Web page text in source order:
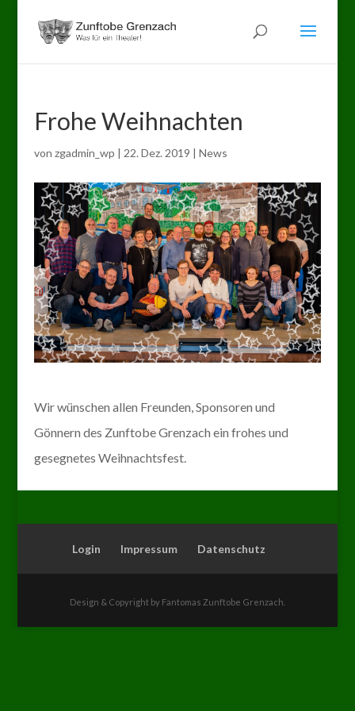
Frohe Weihnachten
von zgadmin_wp | 22. Dez. 2019 | News
Wir wünschen allen Freunden, Sponsoren und
Gönnern des Zunftobe Grenzach ein frohes und
gesegnetes Weihnachtsfest.
Login Impressum Datenschutz
Design & Copyright by Fantomas Zunftobe Grenzach.